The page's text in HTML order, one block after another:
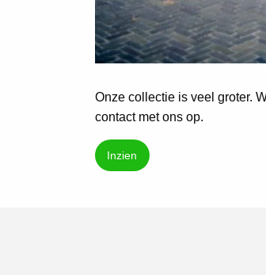
Onze collectie is veel groter.
contact met ons op.
Inzien